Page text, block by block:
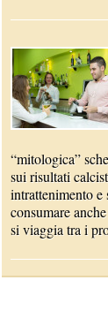
“mitologica”
sui risultati
intrattenimento
consumare
si viaggia tra i